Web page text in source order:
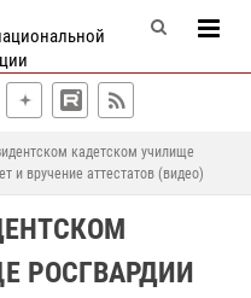
кадетском училище
и вручение аттестатов (видео)
РОСГВАРДИИ